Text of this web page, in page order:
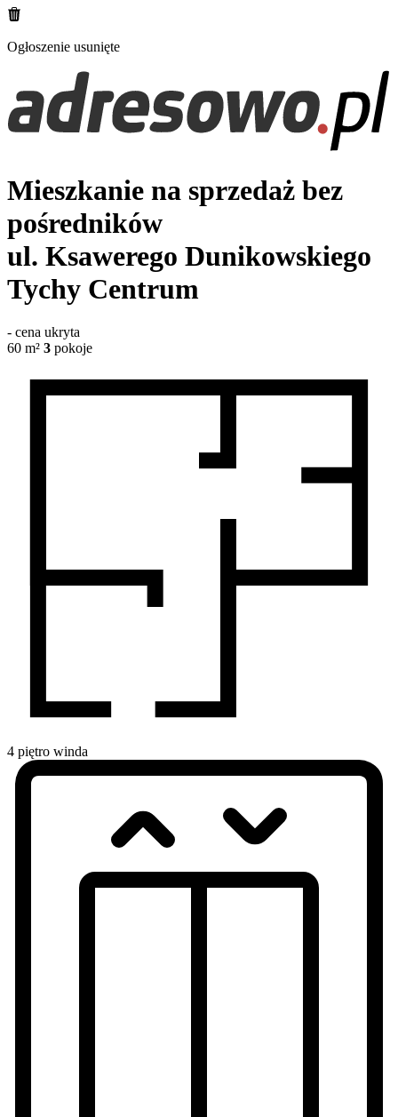
Ogłoszenie usunięte
Mieszkanie na sprzedaż bez
pośredników
ul. Ksawerego Dunikowskiego
Tychy Centrum
- cena ukryta
60 m² 3 pokoje
4 piętro winda